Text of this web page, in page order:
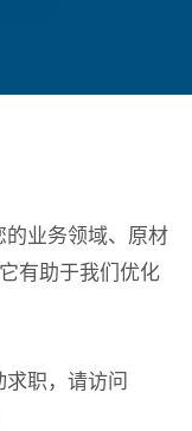
业务领域、原材
有助于我们优化
职，请访问